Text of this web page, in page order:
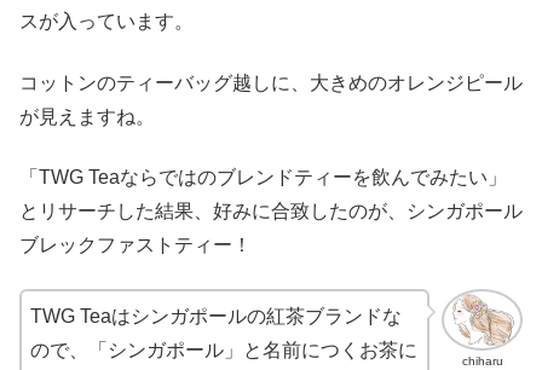
スが入っています。
コットンのティーバッグ越しに、大きめのオレンジピール
が見えますね。
「TWG Teaならではのブレンドティーを飲んでみたい」
とリサーチした結果、好みに合致したのが、シンガポール
ブレックファストティー！
chiharu
TWG Teaはシンガポールの紅茶ブランドな
ので、「シンガポール」と名前につくお茶に